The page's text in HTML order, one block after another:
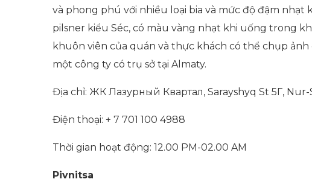
và phong phú với nhiều loại bia và mức độ đậm nhạt
pilsner kiểu Séc, có màu vàng nhạt khi uống trong
khuôn viên của quán và thực khách có thể chụp ảnh
một công ty có trụ sở tại Almaty.
Địa chỉ: ЖК Лазурный Квартал, Sarayshyq St 5Г,
Điện thoại: + 7 701 100 4988
Thời gian hoạt động: 12.00 PM-02.00 AM
Pivnitsa